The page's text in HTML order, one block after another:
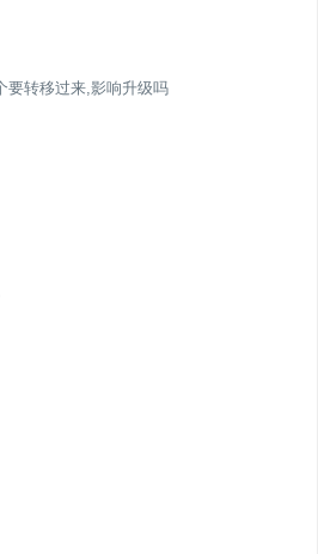
要转移过来,影响升级吗